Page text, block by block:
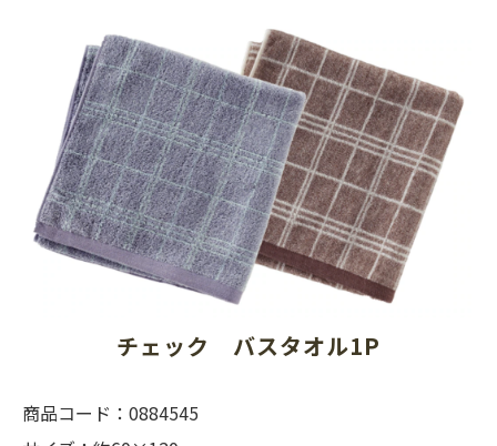
チェック　バスタオル1P
商品コード：0884545